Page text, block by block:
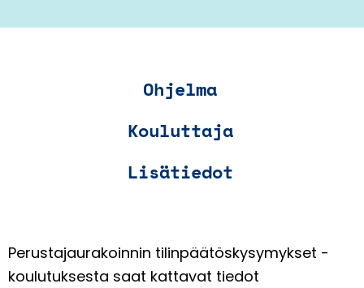
Ohjelma
Kouluttaja
Lisätiedot
Perustajaurakoinnin tilinpäätöskysymykset -
koulutuksesta saat kattavat tiedot